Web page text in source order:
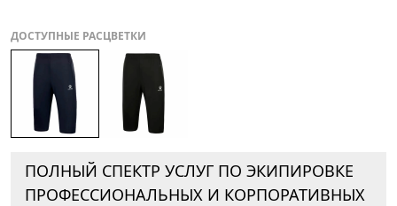
ДОСТУПНЫЕ РАСЦВЕТКИ
ПОЛНЫЙ СПЕКТР УСЛУГ ПО ЭКИПИРОВКЕ
ПРОФЕССИОНАЛЬНЫХ И КОРПОРАТИВНЫХ